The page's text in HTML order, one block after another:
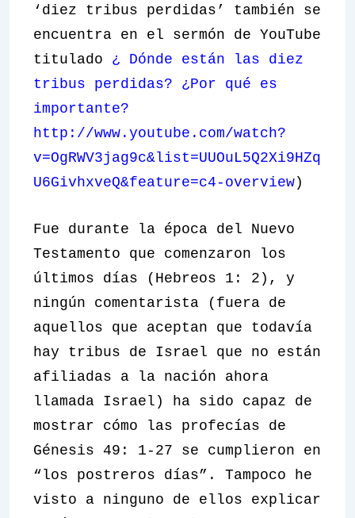
‘diez tribus perdidas’ también se
encuentra en el sermón de YouTube
titulado ¿ Dónde están las diez
tribus perdidas? ¿Por qué es
importante?
http://www.youtube.com/watch?
v=OgRWV3jag9c&list=UUOuL5Q2Xi9HZq
U6GivhxveQ&feature=c4-overview )
Fue durante la época del Nuevo
Testamento que comenzaron los
últimos días (Hebreos 1: 2), y
ningún comentarista (fuera de
aquellos que aceptan que todavía
hay tribus de Israel que no están
afiliadas a la nación ahora
llamada Israel) ha sido capaz de
mostrar cómo las profecías de
Génesis 49: 1-27 se cumplieron en
“los postreros días”. Tampoco he
visto a ninguno de ellos explicar